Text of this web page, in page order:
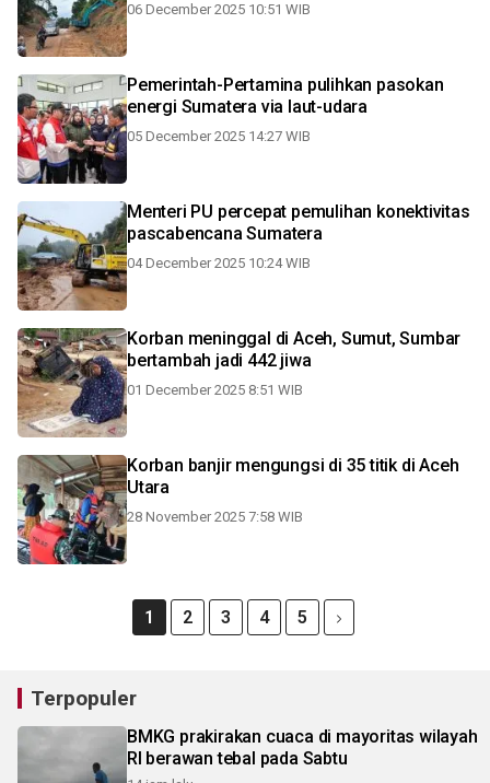
06 December 2025 10:51 WIB
Pemerintah-Pertamina pulihkan pasokan
energi Sumatera via laut-udara
05 December 2025 14:27 WIB
Menteri PU percepat pemulihan konektivitas
pascabencana Sumatera
04 December 2025 10:24 WIB
Korban meninggal di Aceh, Sumut, Sumbar
bertambah jadi 442 jiwa
01 December 2025 8:51 WIB
Korban banjir mengungsi di 35 titik di Aceh
Utara
28 November 2025 7:58 WIB
1 2 3 4 5
Terpopuler
BMKG prakirakan cuaca di mayoritas wilayah
RI berawan tebal pada Sabtu